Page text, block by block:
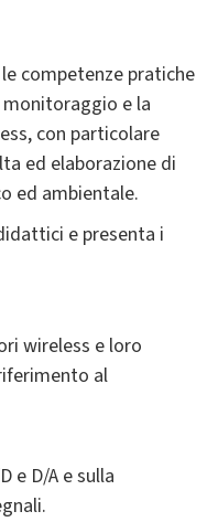
competenze pratiche
e la
con particolare
ed elaborazione di
ed ambientale.
e presenta i
wireless e loro
al
e D/A e sulla